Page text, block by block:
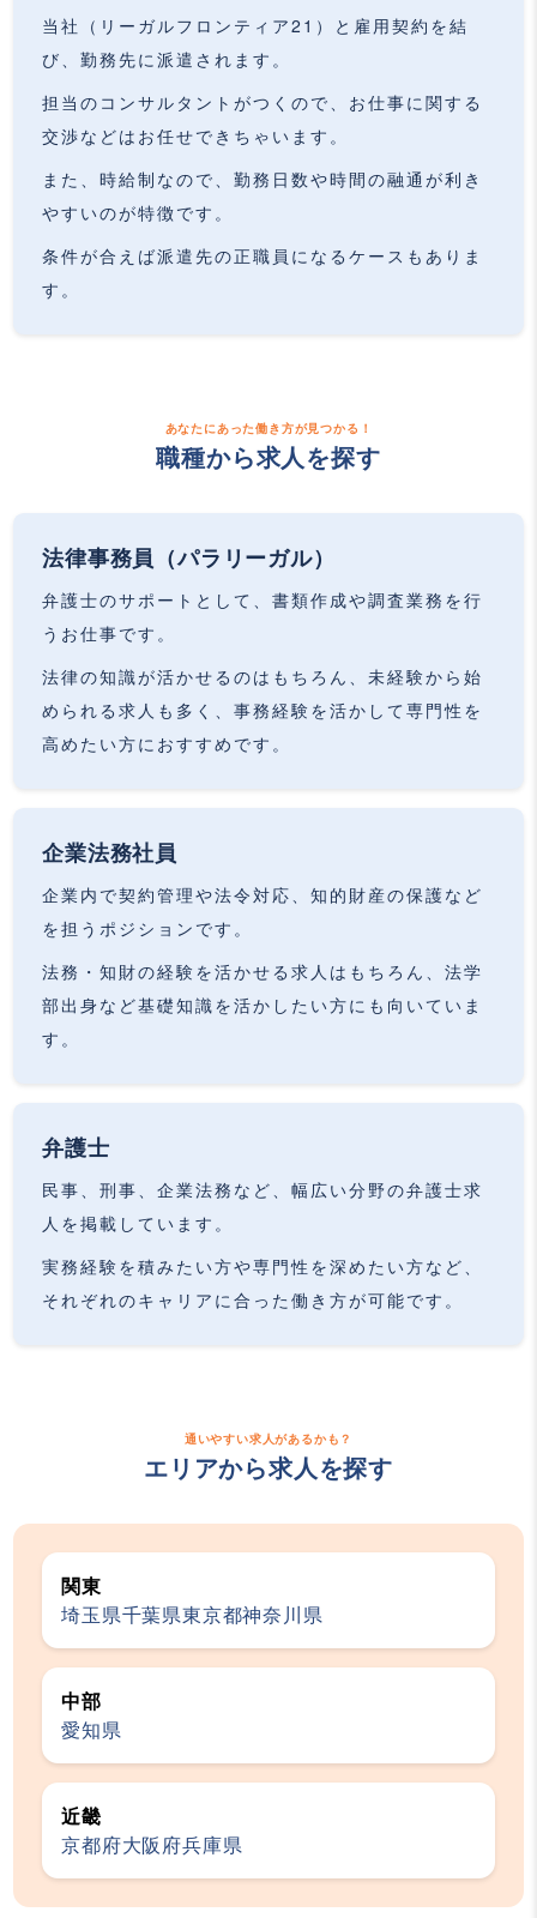
当社（リーガルフロンティア21）と雇用契約を結
び、勤務先に派遣されます。
担当のコンサルタントがつくので、お仕事に関する
交渉などはお任せできちゃいます。
また、時給制なので、勤務日数や時間の融通が利き
やすいのが特徴です。
条件が合えば派遣先の正職員になるケースもありま
す。
あなたにあった働き方が見つかる！
職種から求人を探す
法律事務員（パラリーガル）
弁護士のサポートとして、書類作成や調査業務を行
うお仕事です。
法律の知識が活かせるのはもちろん、未経験から始
められる求人も多く、事務経験を活かして専門性を
高めたい方におすすめです。
企業法務社員
企業内で契約管理や法令対応、知的財産の保護など
を担うポジションです。
法務・知財の経験を活かせる求人はもちろん、法学
部出身など基礎知識を活かしたい方にも向いていま
す。
弁護士
民事、刑事、企業法務など、幅広い分野の弁護士求
人を掲載しています。
実務経験を積みたい方や専門性を深めたい方など、
それぞれのキャリアに合った働き方が可能です。
通いやすい求人があるかも？
エリアから求人を探す
関東
埼玉県千葉県東京都神奈川県
中部
愛知県
近畿
京都府大阪府兵庫県